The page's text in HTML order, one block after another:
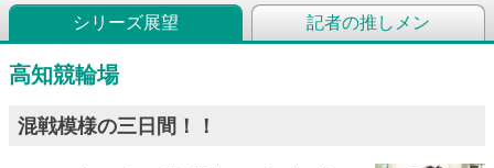
シリーズ展望 記者の推しメン
高知競輪場
混戦模様の三日間！！